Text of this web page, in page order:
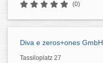
(0)
Diva e zeros+ones GmbH
Tassiloplatz 27